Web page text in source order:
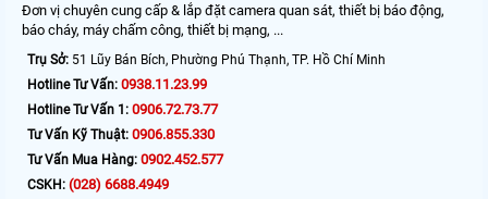
Đơn vị chuyên cung cấp & lắp đặt camera quan sát, thiết bị báo động,
báo cháy, máy chấm công, thiết bị mạng, ...
Trụ Sở: 51 Lũy Bán Bích, Phường Phú Thạnh, TP. Hồ Chí Minh
Hotline Tư Vấn: 0938.11.23.99
Hotline Tư Vấn 1: 0906.72.73.77
Tư Vấn Kỹ Thuật: 0906.855.330
Tư Vấn Mua Hàng: 0902.452.577
CSKH: (028) 6688.4949